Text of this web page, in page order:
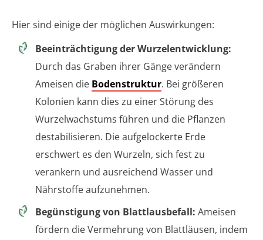
Hier sind einige der möglichen Auswirkungen:
Beeinträchtigung der Wurzelentwicklung:
Durch das Graben ihrer Gänge verändern
Ameisen die Bodenstruktur. Bei größeren
Kolonien kann dies zu einer Störung des
Wurzelwachstums führen und die Pflanzen
destabilisieren. Die aufgelockerte Erde
erschwert es den Wurzeln, sich fest zu
verankern und ausreichend Wasser und
Nährstoffe aufzunehmen.
Begünstigung von Blattlausbefall: Ameisen
fördern die Vermehrung von Blattläusen, indem